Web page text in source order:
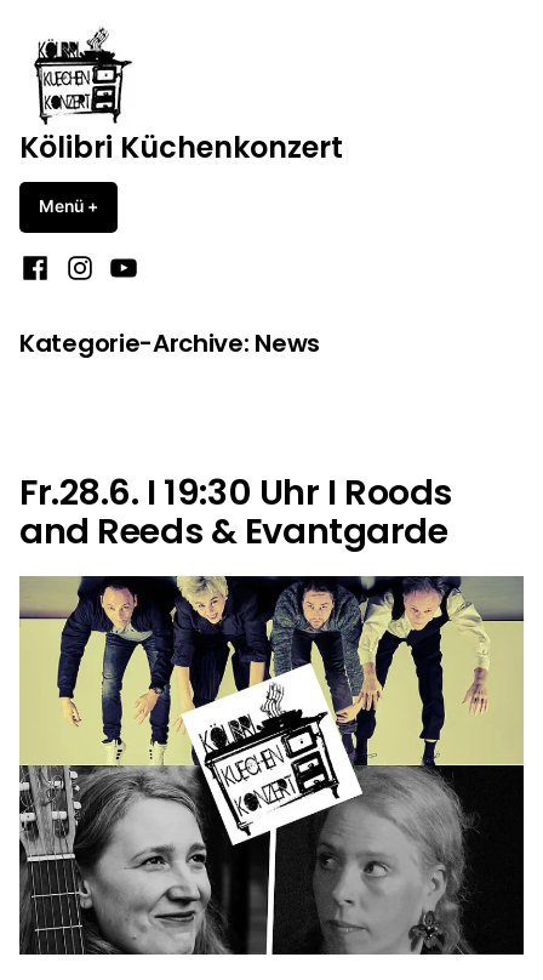
Inhalt
springen
Kölibri Küchenkonzert
Menü +
Facebook
Instagram
YouTube
Kategorie-Archive: News
Fr.28.6. I 19:30 Uhr I Roods
and Reeds & Evantgarde